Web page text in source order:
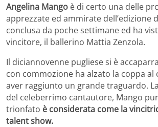
Angelina Mango è di certo una delle
apprezzate ed ammirate dell’edizione
conclusa da poche settimane ed ha
vincitore, il ballerino Mattia Zenzola.
Il diciannovenne pugliese si è
con commozione ha alzato la coppa al
aver raggiunto un grande traguardo.
del celeberrimo cantautore, Mango
trionfato è considerata come la
talent show.